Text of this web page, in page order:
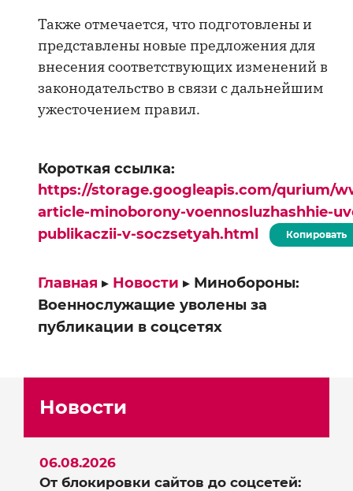
Также отмечается, что подготовлены и
представлены новые предложения для
внесения соответствующих изменений в
законодательство в связи с дальнейшим
ужесточением правил.
Короткая ссылка:
https://storage.googleapis.com/qurium/
article-minoborony-voennosluzhashhie-
publikaczii-v-soczsetyah.html
Копировать
Главная ▸ Новости ▸ Минобороны:
Военнослужащие уволены за
публикации в соцсетях
Новости
От блокировки сайтов до соцсетей:
06.08.2026